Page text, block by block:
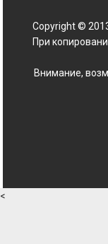
Copyright ©
При
Внимание,
<